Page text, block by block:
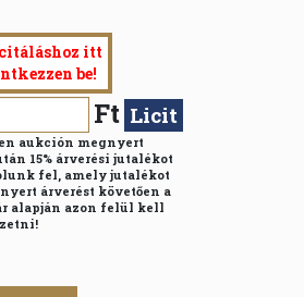
itt
be!
Ft Licit
aukción megnyert
15% árverési jutalékot
fel, amely jutalékot
árverést követően a
alapján azon felül kell